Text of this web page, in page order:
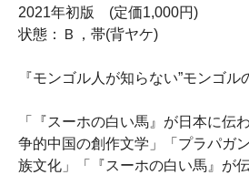
2021年初版 (定価1,000円)
状態：Ｂ，帯(背ヤケ)
『モンゴル人が知らない”モンゴル
「『スーホの白い馬』が日本に伝
争的中国の創作文学」「プラパガ
族文化」「『スーホの白い馬』が